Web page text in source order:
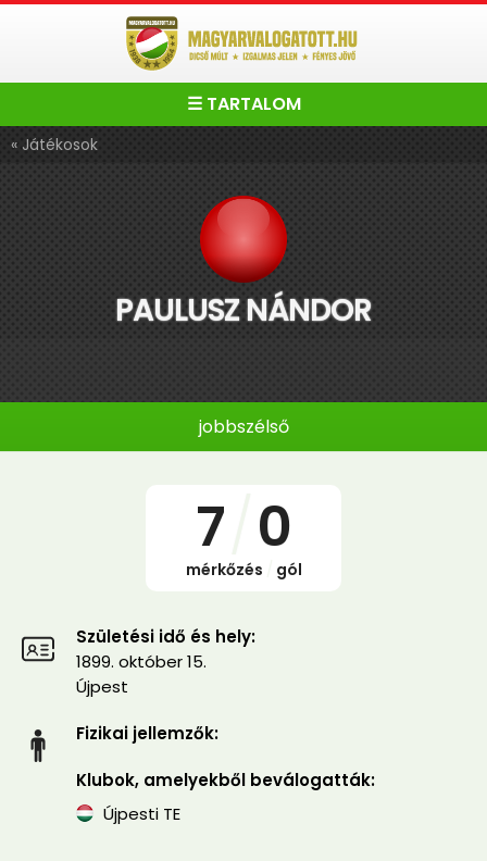
☰ TARTALOM
« Játékosok
PAULUSZ NÁNDOR
jobbszélső
7 0
mérkőzés gól
Születési idő és hely:
1899. október 15.
Újpest
Fizikai jellemzők:
Klubok, amelyekből beválogatták:
Újpesti TE